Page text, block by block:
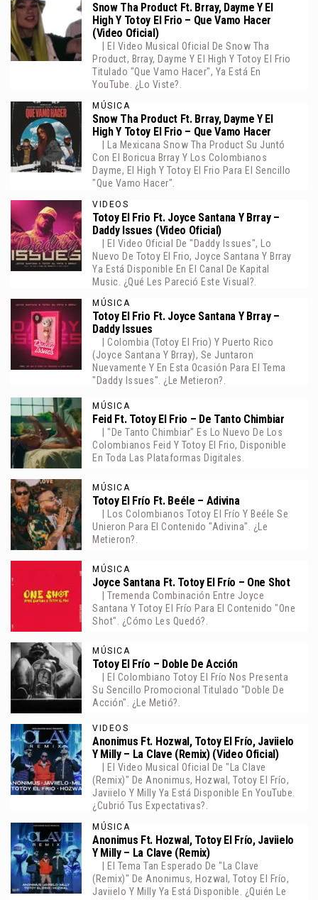
Snow Tha Product Ft. Brray, Dayme Y El
High Y Totoy El Frio – Que Vamo Hacer
(Video Oficial)
| El Video Musical Oficial De Snow Tha
Product, Brray, Dayme Y El High Y Totoy El Frio
Titulado "Que Vamo Hacer", Ya Está En
YouTube. ¿Lo Viste?.
MÚSICA
Snow Tha Product Ft. Brray, Dayme Y El
High Y Totoy El Frio – Que Vamo Hacer
| La Mexicana Snow Tha Product Su Juntó
Con El Boricua Brray Y Los Colombianos
Dayme, El High Y Totoy El Frio Para El Sencillo
"Que Vamo Hacer".
VIDEOS
Totoy El Frio Ft. Joyce Santana Y Brray –
Daddy Issues (Video Oficial)
| El Video Oficial De "Daddy Issues", Lo
Nuevo De Totoy El Frio, Joyce Santana Y Brray
Ya Está Disponible En El Canal De Kapital
Music. ¿Qué Les Pareció Este Visual?.
MÚSICA
Totoy El Frio Ft. Joyce Santana Y Brray –
Daddy Issues
| Colombia (Totoy El Frio) Y Puerto Rico
(Joyce Santana Y Brray), Se Juntaron
Nuevamente Y En Esta Ocasión Para El Tema
"Daddy Issues". ¿Le Metieron?.
MÚSICA
Feid Ft. Totoy El Frio – De Tanto Chimbiar
| "De Tanto Chimbiar" Es Lo Nuevo De Los
Colombianos Feid Y Totoy El Frio, Disponible
En Toda Las Plataformas Digitales.
MÚSICA
Totoy El Frío Ft. Beéle – Adivina
| Los Colombianos Totoy El Frío Y Beéle Se
Unieron Para El Contenido "Adivina". ¿Le
Metieron?.
MÚSICA
Joyce Santana Ft. Totoy El Frío – One Shot
| Tremenda Combinación Entre Joyce
Santana Y Totoy El Frío Para El Contenido "One
Shot". ¿Cómo Les Quedó?.
MÚSICA
Totoy El Frío – Doble De Acción
| El Colombiano Totoy El Frío Nos Presenta
Su Sencillo Promocional Titulado "Doble De
Acción". ¿Le Metió?.
VIDEOS
Anonimus Ft. Hozwal, Totoy El Frío, Javiielo
Y Milly – La Clave (Remix) (Video Oficial)
| El Video Musical Oficial De "La Clave
(Remix)" De Anonimus, Hozwal, Totoy El Frío,
Javiielo Y Milly Ya Está Disponible En YouTube.
¿Cubrió Tus Expectativas?.
MÚSICA
Anonimus Ft. Hozwal, Totoy El Frío, Javiielo
Y Milly – La Clave (Remix)
| El Tema Tan Esperado De "La Clave
(Remix)" De Anonimus, Hozwal, Totoy El Frío,
Javiielo Y Milly Ya Está Disponible. ¿Quién Le